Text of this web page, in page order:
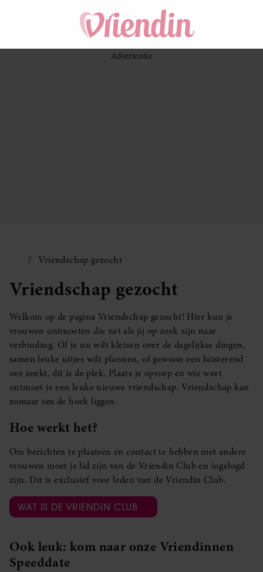
Vriendschap gezocht
Vriendschap gezocht
Welkom op de pagina Vriendschap gezocht! Hier kun je
vrouwen ontmoeten die net als jij op zoek zijn naar
verbinding. Of je nu wilt kletsen over de dagelijkse dingen,
samen leuke uitjes wilt plannen, of gewoon een luisterend
oor zoekt, dit is de plek. Plaats je oproep en wie weet
ontmoet je een leuke nieuwe vriendschap. Vriendschap kan
zomaar om de hoek liggen.
Hoe werkt het?
Om berichten te plaatsen en contact te hebben met andere
vrouwen moet je lid zijn van de Vriendin Club en ingelogd
zijn. Dit is exclusief voor leden van de Vriendin Club.
WAT IS DE VRIENDIN CLUB
Ook leuk: kom naar onze Vriendinnen
Speeddate